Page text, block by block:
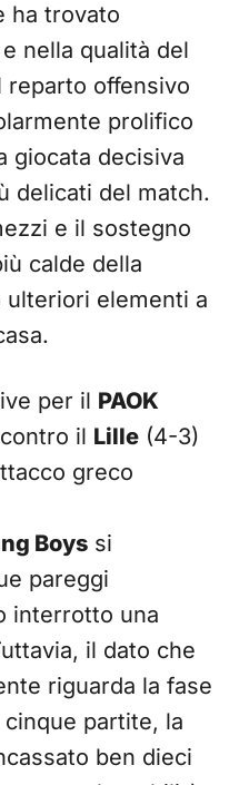
ha trovato
nella qualità del
reparto offensivo
prolifico
giocata decisiva
delicati del match.
e il sostegno
calde della
ulteriori elementi a
per il PAOK
il Lille (4-3)
greco
Boys si
pareggi
interrotto una
il dato che
riguarda la fase
partite, la
ben dieci